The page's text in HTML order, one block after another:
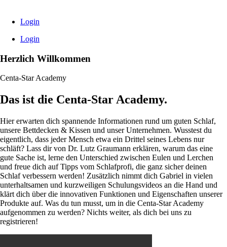
Login
Login
Herzlich Willkommen
Centa-Star Academy
Das ist die Centa-Star Academy.
Hier erwarten dich spannende Informationen rund um guten Schlaf,
unsere Bettdecken & Kissen und unser Unternehmen. Wusstest du
eigentlich, dass jeder Mensch etwa ein Drittel seines Lebens nur
schläft? Lass dir von Dr. Lutz Graumann erklären, warum das eine
gute Sache ist, lerne den Unterschied zwischen Eulen und Lerchen
und freue dich auf Tipps vom Schlafprofi, die ganz sicher deinen
Schlaf verbessern werden! Zusätzlich nimmt dich Gabriel in vielen
unterhaltsamen und kurzweiligen Schulungsvideos an die Hand und
klärt dich über die innovativen Funktionen und Eigenschaften unserer
Produkte auf. Was du tun musst, um in die Centa-Star Academy
aufgenommen zu werden? Nichts weiter, als dich bei uns zu
registrieren!